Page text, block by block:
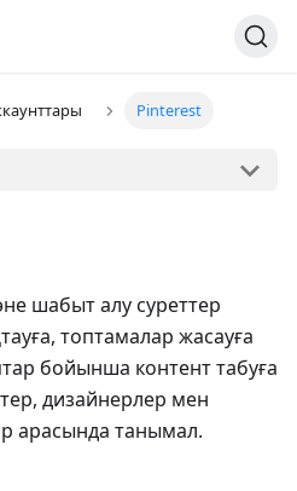
Pinterest
шабыт алу суреттер
топтамалар жасауға
бойынша контент табуға
дизайнерлер мен
арасында танымал.